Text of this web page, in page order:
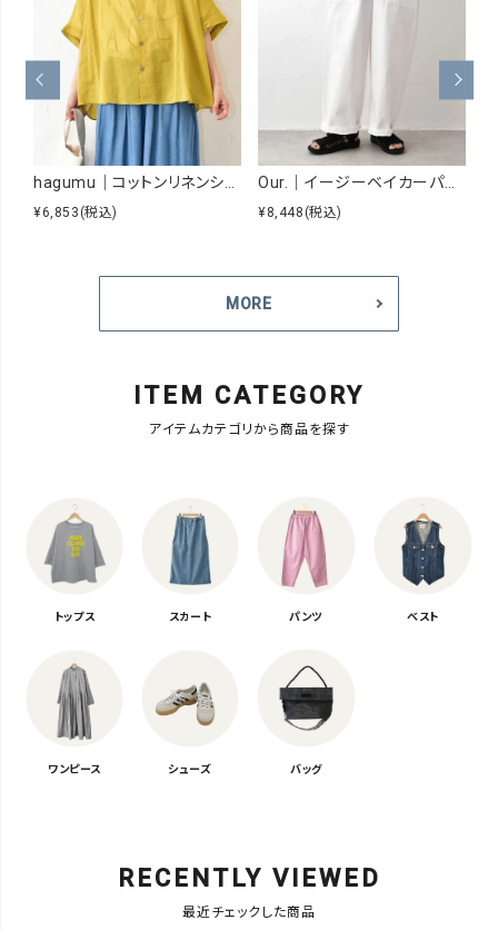
hagumu｜コットンリネンシアーシャツ [[hag-229]][C]
¥6,853 (税込)
Our.｜イージーベイカーパンツ [[Our-026]][C]
¥8,448 (税込)
MORE
ITEM CATEGORY
アイテムカテゴリから商品を探す
トップス スカート パンツ ベスト
ワンピース シューズ バッグ
RECENTLY VIEWED
最近チェックした商品